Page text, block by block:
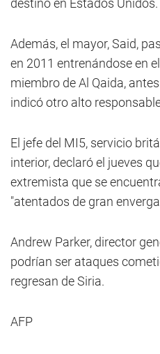
destino en Estados Unidos.
Además, el mayor, Said,
en 2011 entrenándose en
miembro de Al Qaida,
indicó otro alto
El jefe del MI5, servicio
interior, declaró el jueves
extremista que se
"atentados de gran
Andrew Parker, director
podrían ser ataques
regresan de Siria.
AFP